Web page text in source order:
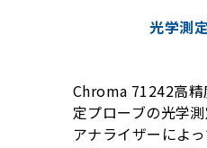
光学測
Chroma 71242高
定プローブの光学
アナライザーによ